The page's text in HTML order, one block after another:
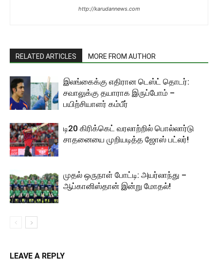
http://karudannews.com
RELATED ARTICLES MORE FROM AUTHOR
இலங்கைக்கு எதிரான டெஸ்ட் தொடர்:
சவாலுக்கு தயாராக இருப்போம் –
பயிற்சியாளர் கம்பீர்
டி20 கிரிக்கெட் வரலாற்றில் பொல்லார்டு
சாதனையை முறியடித்த ஜோஸ் பட்லர்!
முதல் ஒருநாள் போட்டி: அயர்லாந்து –
ஆப்கானிஸ்தான் இன்று மோதல்!
LEAVE A REPLY